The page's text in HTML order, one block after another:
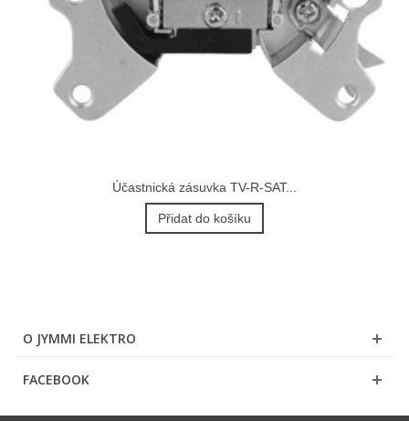
Účastnická zásuvka TV-R-SAT...
Přidat do košíku
O JYMMI ELEKTRO
FACEBOOK